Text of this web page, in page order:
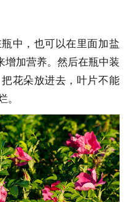
中，也可以在里面加盐
增加营养。然后在瓶中装
花朵放进去，叶片不能
。